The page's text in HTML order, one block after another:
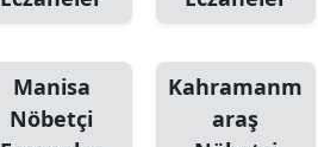
Manisa
Nöbetçi
Kahramanm
araş